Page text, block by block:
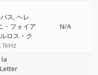
ス ヘレ
・フォイア
ロス・ク
N/A
la